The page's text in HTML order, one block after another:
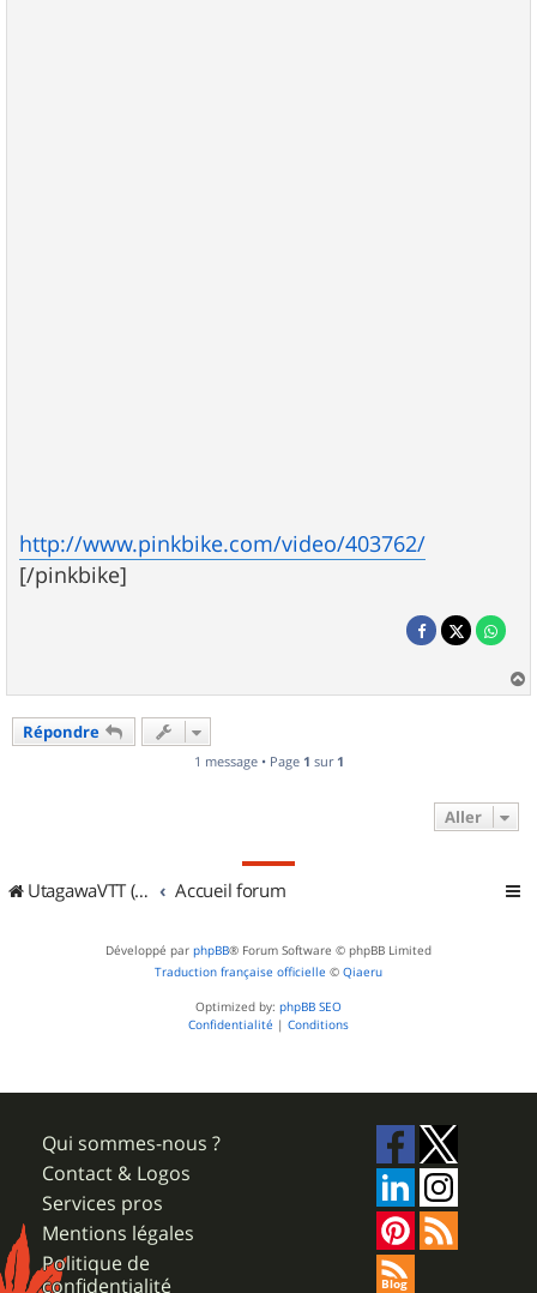
http://www.pinkbike.com/video/403762/
[/pinkbike]
a
Répondre
1 message • Page 1 sur 1
Aller
UtagawaVTT (Randos VTT et VTTAE avec traces GPS) Accueil forum
Développé par phpBB® Forum Software © phpBB Limited
Traduction française officielle © Qiaeru
Optimized by: phpBB SEO
Confidentialité | Conditions
Qui sommes-nous ?
Contact & Logos
Services pros
Mentions légales
Politique de
confidentialité